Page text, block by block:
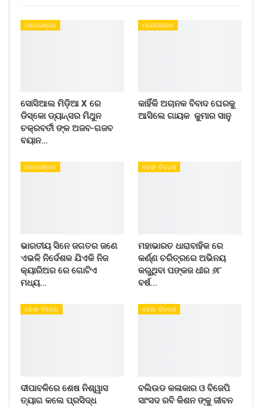
ମନୋରଞ୍ଜନ
ସୋସିଆଲ ମିଡ଼ିଆ X ରେ
ଡିସ୍କୋ ଡ୍ୟାନ୍ସର ମିଥୁନ
ଚକ୍ରବର୍ତୀ ଙ୍କ ଅଜବ-ଗଜବ
ବୟାନ…
ମନୋରଞ୍ଜନ
କାହିଁକି ଅଚାନକ ବିବାଦ ଘେରକୁ
ଆସିଲେ ଗାୟକ କୁମାର ସାନୁ
ମନୋରଞ୍ଜନ
ଭାରତୀୟ ସିନେ ଜଗତର ଜଣେ
ଏଭଳି ନିର୍ଦେଶକ ଯିଏକି ନିଜ
କ୍ୟାରିଅର ରେ ଗୋଟିଏ
ମଧ୍ୟ…
ଦେଶ- ବିଦେଶ
ମହାଭାରତ ଧାରାବାହିକ ରେ
କର୍ଣ୍ଣ ଚରିତ୍ରରେ ଅଭିନୟ
କରୁଥିବା ପଙ୍କଜ ଧୀର ୬୮
ବର୍ଷ…
ଦେଶ- ବିଦେଶ
ଦୀପାବଳିରେ ଶେଷ ନିଶ୍ୱାସ
ତ୍ୟାଗ କଲେ ପ୍ରସିଦ୍ଧ
ଦେଶ- ବିଦେଶ
ବଲିଉଡ କଳାକାର ଓ ବିଜେପି
ସାଂସଦ ରବି କିଶନ ଙ୍କୁ ଜୀବନ